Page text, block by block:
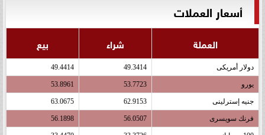
أسعار العملات
العملة شراء بيع
دولار أمريكى 49.3414
49.4414
يورو 53.7723
53.8961
جنيه إسترلينى 62.9153
63.0675
فرنك سويسرى 56.0507
56.1898